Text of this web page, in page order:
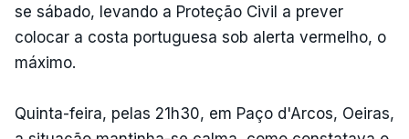
se sábado, levando a Proteção Civil a prever
colocar a costa portuguesa sob alerta vermelho, o
máximo.
Quinta-feira, pelas 21h30, em Paço d'Arcos, Oeiras,